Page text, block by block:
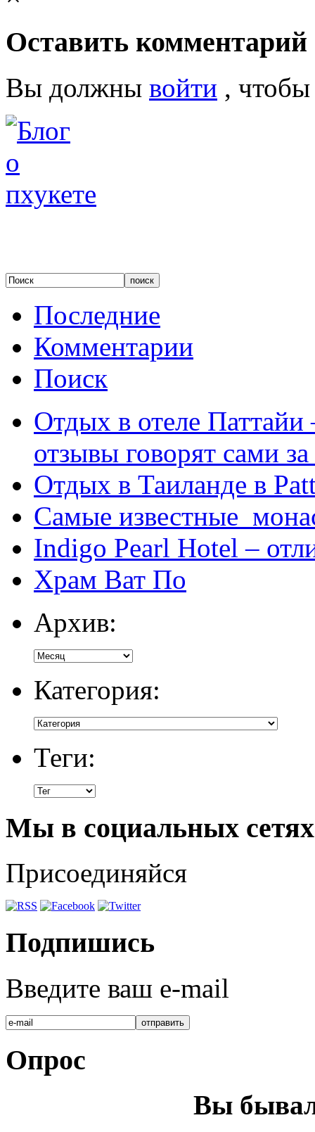
Оставить комментарий
Вы должны войти ,
Последние
Комментарии
Поиск
Отдых в отеле
отзывы говорят сами за
Отдых в Таиланде в
Самые известные
Indigo Pearl Hotel –
Храм Ват По
Архив:
Категория:
Теги:
Мы в социальных сетях
Присоединяйся
Подпишись
Введите ваш e-mail
Опрос
Вы